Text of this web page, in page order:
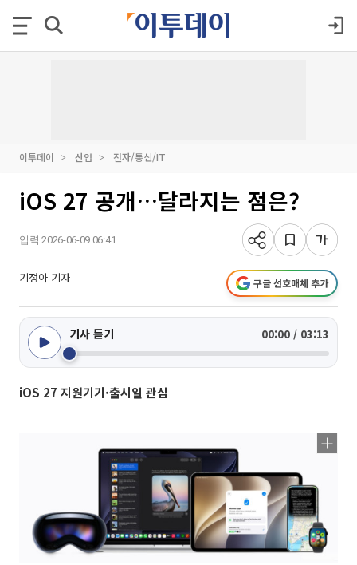
이투데이 산업 전자/통신/IT
iOS 27 공개…달라지는 점은?
입력 2026-06-09 06:41
기정아 기자 구글 선호매체 추가
기사 듣기 00:00 / 03:13
iOS 27 지원기기·출시일 관심